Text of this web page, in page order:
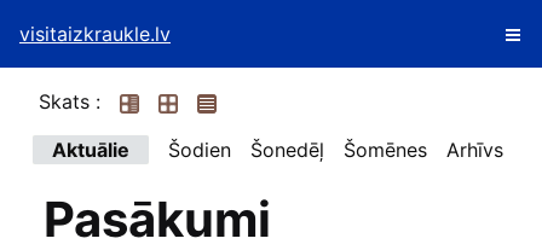
visitaizkraukle.lv
Skats :
Aktuālie
Šodien Šonedēļ Šomēnes Arhīvs
Pasākumi